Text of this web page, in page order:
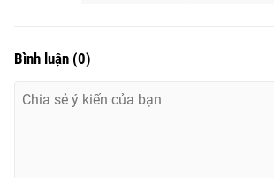
Cơ quan báo chí:Thời báo VTV
Bình luận (0)